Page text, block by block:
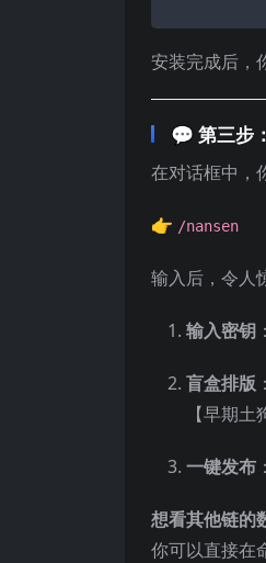
安装完成后，
💬 第三步
在对话框中，
👉 /nansen
输入后，令人
输入密钥
盲盒排版
【早期
一键发布
想看其他链的
你可以直接在